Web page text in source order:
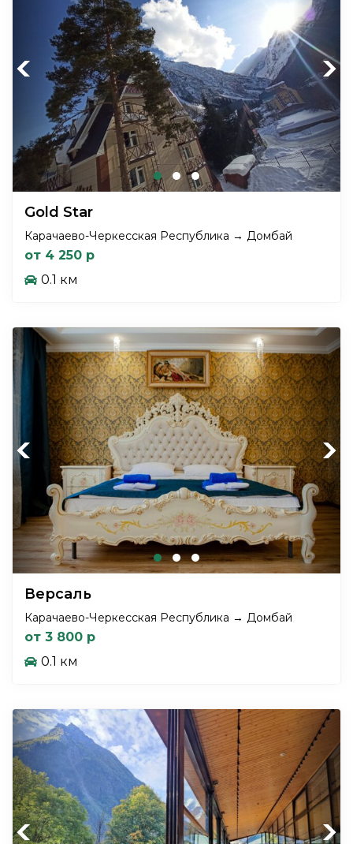
Previous Next
Gold Star
Карачаево-Черкесская Республика → Домбай
от 4 250 р
0.1 км
Previous Next
Версаль
Карачаево-Черкесская Республика → Домбай
от 3 800 р
0.1 км
Previous Next